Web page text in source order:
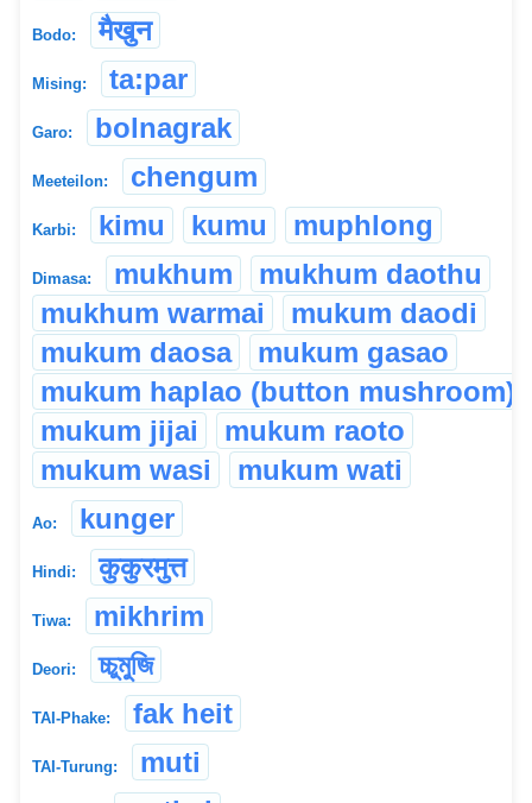
Bodo: मैखुन
Mising: ta:par
Garo: bolnagrak
Meeteilon: chengum
Karbi: kimu kumu muphlong
Dimasa: mukhum
mukhum daothu
mukhum warmai
mukum daodi
mukum daosa
mukum gasao
mukum haplao (button mushroom)
mukum jijai
mukum raoto
mukum wasi
mukum wati
Ao: kunger
Hindi: कुकुरमुत्त
Tiwa: mikhrim
Deori: চ্চুমুজি
TAI-Phake: fak heit
TAI-Turung:
muti